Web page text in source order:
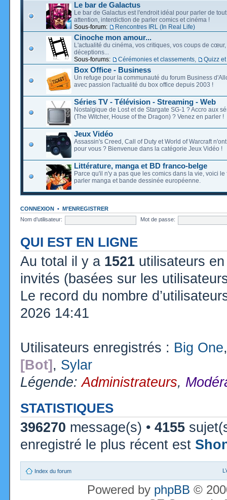
Le bar de Galactus
Le bar de Galactus est l'endroit idéal pour parler de
attention, interdiction de parler comics et cinéma !
Sous-forum:
Rencontres IRL (In Real Life)
Cinoche mon amour...
L'actualité du cinéma, vos critiques, vos coups de cœur,
déceptions...
Sous-forums:
Cérémonies et classements Quizz
Box Office - Business
Un refuge pour la communauté du forum Business
avec passion l'actualité du box office depuis 2003 !
Séries TV - Télévision - Streaming - Web
Nostalgique de Lost et de Stargate SG-1 ? Accro aux
(The Witcher, House of the Dragon) ? Venez en parler !
Jeux Vidéo
Assassin's Creed, Call of Duty et World of Warcraft
pour vous ? Bienvenue dans la catégorie Jeux Vidéo !
Littérature, manga et BD franco-belge
Parce qu'il n'y a pas que les comics dans la vie, voici le
parler manga et bande dessinée européenne.
CONNEXION • M’ENREGISTRER
Nom d’utilisateur:
Mot de passe:
QUI EST EN LIGNE
Au total il y a 1521 utilisateurs
invités (basées sur les
Le record du nombre
2026 14:41
Utilisateurs enregistrés : Big One
[Bot] , Sylar
Légende:Administrateurs,
STATISTIQUES
396270 message(s) • 4155
enregistré le plus récent est
Index du forum
Powered by phpBB ©